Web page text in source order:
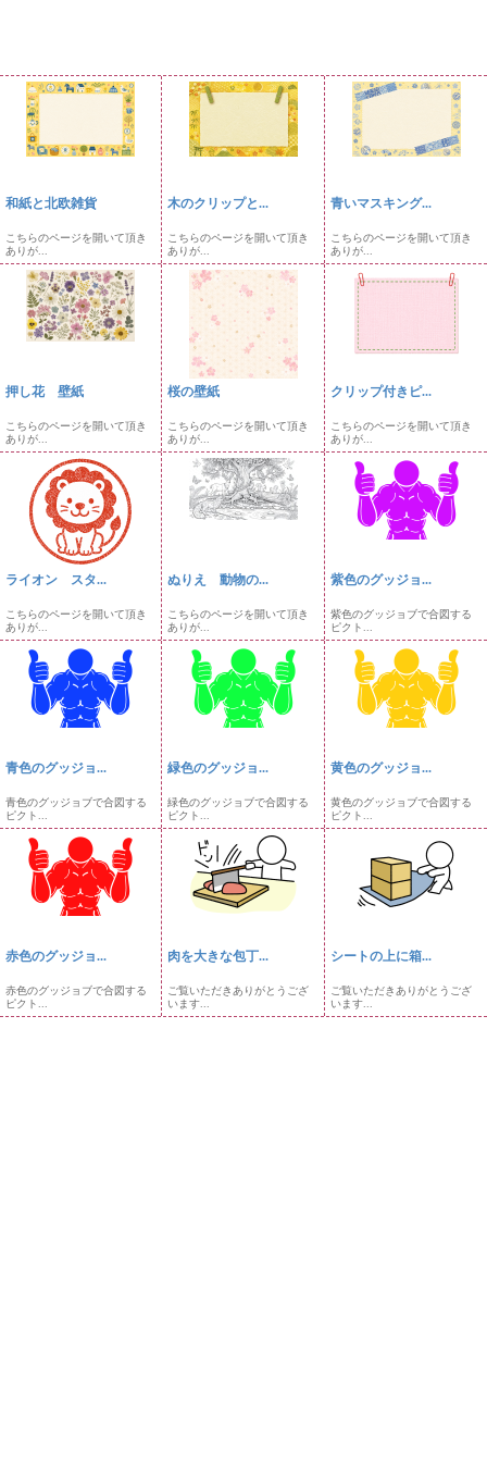
和紙と北欧雑貨
こちらのページを開いて頂き
ありが...
木のクリップと...
こちらのページを開いて頂き
ありが...
青いマスキング...
こちらのページを開いて頂き
ありが...
押し花 壁紙
こちらのページを開いて頂き
ありが...
桜の壁紙
こちらのページを開いて頂き
ありが...
クリップ付きピ...
こちらのページを開いて頂き
ありが...
ライオン スタ...
こちらのページを開いて頂き
ありが...
ぬりえ 動物の...
こちらのページを開いて頂き
ありが...
紫色のグッジョ...
紫色のグッジョブで合図する
ピクト...
青色のグッジョ...
青色のグッジョブで合図する
ピクト...
緑色のグッジョ...
緑色のグッジョブで合図する
ピクト...
黄色のグッジョ...
黄色のグッジョブで合図する
ピクト...
赤色のグッジョ...
赤色のグッジョブで合図する
ピクト...
肉を大きな包丁...
ご覧いただきありがとうござ
います...
シートの上に箱...
ご覧いただきありがとうござ
います...